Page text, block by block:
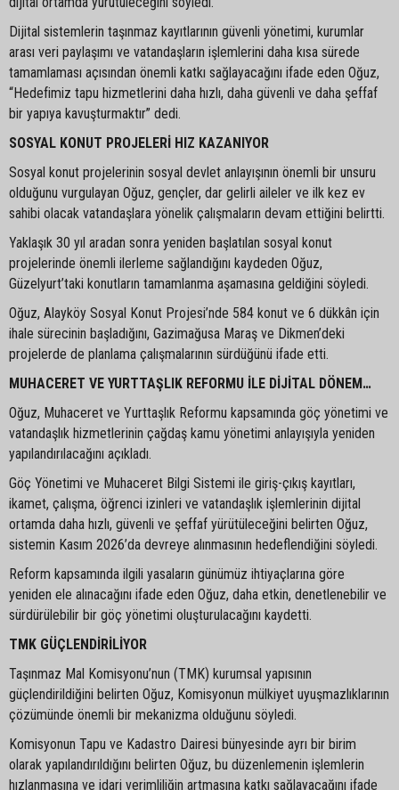
Dijital sistemlerin taşınmaz kayıtlarının güvenli yönetimi, kurumlar
arası veri paylaşımı ve vatandaşların işlemlerini daha kısa sürede
tamamlaması açısından önemli katkı sağlayacağını ifade eden Oğuz,
“Hedefimiz tapu hizmetlerini daha hızlı, daha güvenli ve daha şeffaf
bir yapıya kavuşturmaktır” dedi.
SOSYAL KONUT PROJELERİ HIZ KAZANIYOR
Sosyal konut projelerinin sosyal devlet anlayışının önemli bir unsuru
olduğunu vurgulayan Oğuz, gençler, dar gelirli aileler ve ilk kez ev
sahibi olacak vatandaşlara yönelik çalışmaların devam ettiğini belirtti.
Yaklaşık 30 yıl aradan sonra yeniden başlatılan sosyal konut
projelerinde önemli ilerleme sağlandığını kaydeden Oğuz,
Güzelyurt’taki konutların tamamlanma aşamasına geldiğini söyledi.
Oğuz, Alayköy Sosyal Konut Projesi’nde 584 konut ve 6 dükkân için
ihale sürecinin başladığını, Gazimağusa Maraş ve Dikmen’deki
projelerde de planlama çalışmalarının sürdüğünü ifade etti.
MUHACERET VE YURTTAŞLIK REFORMU İLE DİJİTAL DÖNEM…
Oğuz, Muhaceret ve Yurttaşlık Reformu kapsamında göç yönetimi ve
vatandaşlık hizmetlerinin çağdaş kamu yönetimi anlayışıyla yeniden
yapılandırılacağını açıkladı.
Göç Yönetimi ve Muhaceret Bilgi Sistemi ile giriş-çıkış kayıtları,
ikamet, çalışma, öğrenci izinleri ve vatandaşlık işlemlerinin dijital
ortamda daha hızlı, güvenli ve şeffaf yürütüleceğini belirten Oğuz,
sistemin Kasım 2026’da devreye alınmasının hedeflendiğini söyledi.
Reform kapsamında ilgili yasaların günümüz ihtiyaçlarına göre
yeniden ele alınacağını ifade eden Oğuz, daha etkin, denetlenebilir ve
sürdürülebilir bir göç yönetimi oluşturulacağını kaydetti.
TMK GÜÇLENDİRİLİYOR
Taşınmaz Mal Komisyonu’nun (TMK) kurumsal yapısının
güçlendirildiğini belirten Oğuz, Komisyonun mülkiyet uyuşmazlıklarının
çözümünde önemli bir mekanizma olduğunu söyledi.
Komisyonun Tapu ve Kadastro Dairesi bünyesinde ayrı bir birim
olarak yapılandırıldığını belirten Oğuz, bu düzenlemenin işlemlerin
hızlanmasına ve idari verimliliğin artmasına katkı sağlayacağını ifade